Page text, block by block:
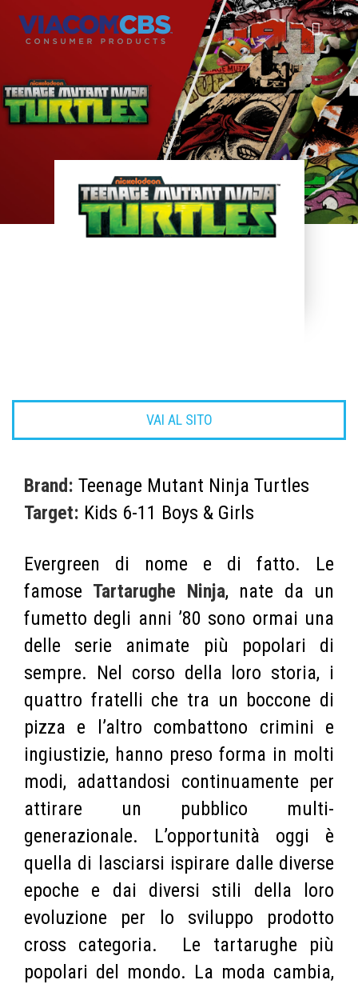
VAI AL SITO
Brand: Teenage Mutant Ninja Turtles
Target: Kids 6-11 Boys & Girls
Evergreen di nome e di fatto. Le
famose Tartarughe Ninja, nate da un
fumetto degli anni ’80 sono ormai una
delle serie animate più popolari di
sempre. Nel corso della loro storia, i
quattro fratelli che tra un boccone di
pizza e l’altro combattono crimini e
ingiustizie, hanno preso forma in molti
modi, adattandosi continuamente per
attirare un pubblico multi-
generazionale. L’opportunità oggi è
quella di lasciarsi ispirare dalle diverse
epoche e dai diversi stili della loro
evoluzione per lo sviluppo prodotto
cross categoria. Le tartarughe più
popolari del mondo. La moda cambia,